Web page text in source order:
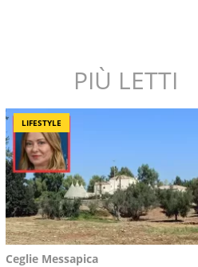
PIÙ LETTI
LIFESTYLE
Ceglie Messapica